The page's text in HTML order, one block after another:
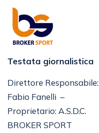
Testata giornalistica
Direttore Responsabile:
Fabio Fanelli –
Proprietario: A.S.D.C.
BROKER SPORT